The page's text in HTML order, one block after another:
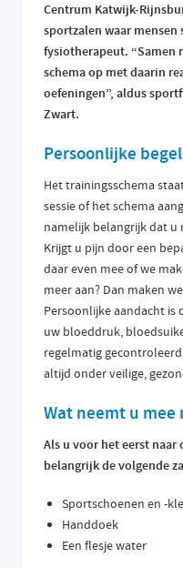
Centrum Katwijk-
sportzalen waar
fysiotherapeut. “Samen
schema op met daarin
oefeningen”, aldus
Zwart.
Persoonlijke
Het trainingsschema
sessie of het schema
namelijk belangrijk dat u
Krijgt u pijn door een
daar even mee of we
meer aan? Dan maken
Persoonlijke aandacht is
uw bloeddruk,
regelmatig
altijd onder veilige,
Wat neemt u mee
Als u voor het eerst
belangrijk de volgende
Sportschoenen en -
Handdoek
Een flesje water